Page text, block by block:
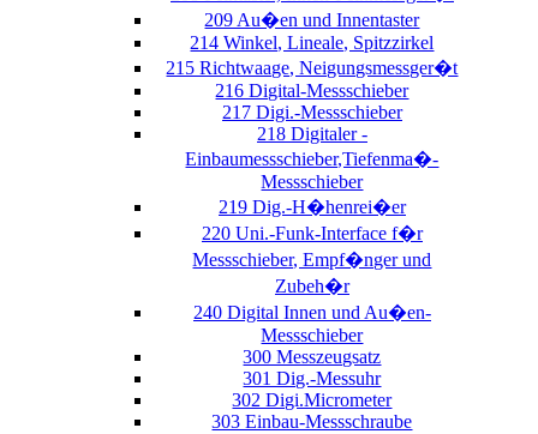
209 Au�en und Innentaster
214 Winkel, Lineale, Spitzzirkel
215 Richtwaage, Neigungsmessger�t
216 Digital-Messschieber
217 Digi.-Messschieber
218 Digitaler -
Einbaumessschieber,Tiefenma�-
Messschieber
219 Dig.-H�henrei�er
220 Uni.-Funk-Interface f�r
Messschieber, Empf�nger und
Zubeh�r
240 Digital Innen und Au�en-
Messschieber
300 Messzeugsatz
301 Dig.-Messuhr
302 Digi.Micrometer
303 Einbau-Messschraube